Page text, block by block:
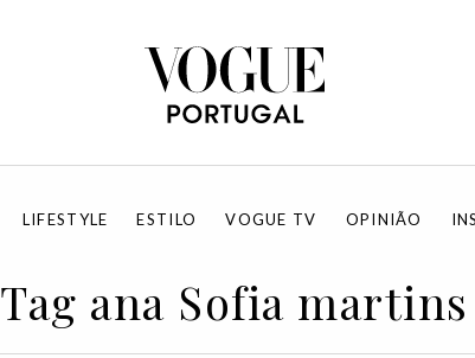
LIFESTYLE ESTILO VOGUE TV OPINIÃO
Tag ana Sofia martins